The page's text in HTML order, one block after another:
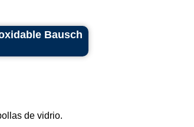
Bausch
de vidrio.